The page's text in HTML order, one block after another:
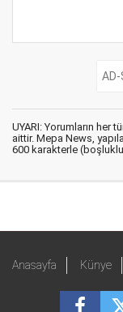
UYARI: Yorumların her
aittir. Mepa News,
600 karakterle (boşluklu)
Anasayfa Künye